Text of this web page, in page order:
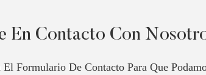
En Contacto Con
Formulario De Contacto Para Que